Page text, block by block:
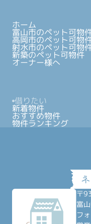
ホーム
富山市のペット可物
高岡市のペット可物
射水市のペット可物
新築のペット可物件
オーナー様へ
借りたい
新着物件
おすすめ物件
物件ランキング
〒
富
フ